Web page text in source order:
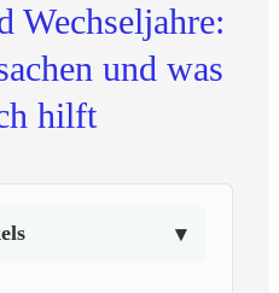
Wechseljahre:
und was
hilft